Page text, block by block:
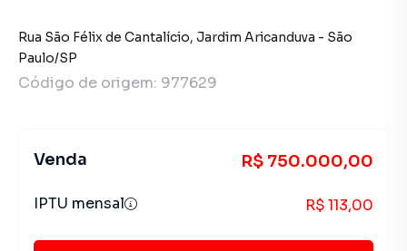
Rua São Félix de Cantalício, Jardim Aricanduva - São
Paulo/SP
Código de origem: 977629
Venda R$ 750.000,00
IPTU mensal R$ 113,00